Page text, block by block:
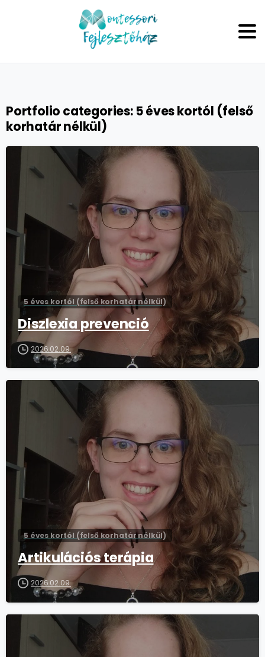
Portfolio categories: 5 éves kortól (felső
korhatár nélkül)
5 éves kortól (felső korhatár nélkül)
Diszlexia prevenció
2026.02.09.
5 éves kortól (felső korhatár nélkül)
Artikulációs terápia
2026.02.09.